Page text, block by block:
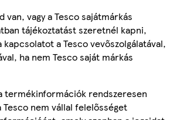
van, vagy a Tesco sajátmárkás
tájékoztatást szeretnél kapni,
a Tesco vevőszolgálatával,
ha nem Tesco saját márkás
termékinformációk rendszeresen
nem vállal felelősséget